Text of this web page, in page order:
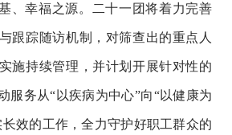
、幸福之源。二十一团将着力完善
跟踪随访机制，对筛查出的重点人
施持续管理，并计划开展针对性的
服务从“以疾病为中心”向“以健康为
效的工作，全力守护好职工群众的